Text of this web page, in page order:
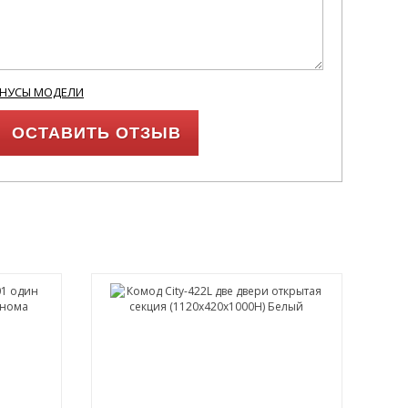
МОДЕЛИ
ОСТАВИТЬ ОТЗЫВ